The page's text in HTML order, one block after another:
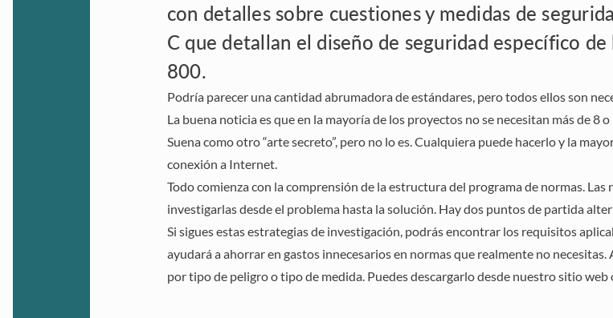
con detalles sobre cuestiones y medidas de
C que detallan el diseño de seguridad específico
800.
Podría parecer una cantidad abrumadora de estándares, pero todos ellos son
La buena noticia es que en la mayoría de los proyectos no se necesitan más de 8
Suena como otro “arte secreto”, pero no lo es. Cualquiera puede hacerlo y la
conexión a Internet.
Todo comienza con la comprensión de la estructura del programa de normas.
investigarlas desde el problema hasta la solución. Hay dos puntos de partida
Si sigues estas estrategias de investigación, podrás encontrar los requisitos
ayudará a ahorrar en gastos innecesarios en normas que realmente no
por tipo de peligro o tipo de medida. Puedes descargarlo desde nuestro sitio